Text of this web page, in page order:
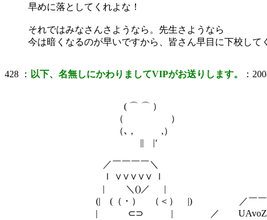
早めに落としてくれよな！
それではみなさんさようなら。先生さようなら
今は暗くなるのが早いですから、皆さん早目に下校して
428 ： 以下、名無しにかわりましてVIPがお送りします。 ：
( ⌒ ⌒ ）
（ ）
（､ , ,）
|| |‘
／￣￣￣￣＼
ｌ ∨∨∨∨∨ ｌ
| ＼()／ |
(| (（・） （＜） |) ／￣￣￣￣￣
| ⊂⊃ | ／ UAvoZNE80の